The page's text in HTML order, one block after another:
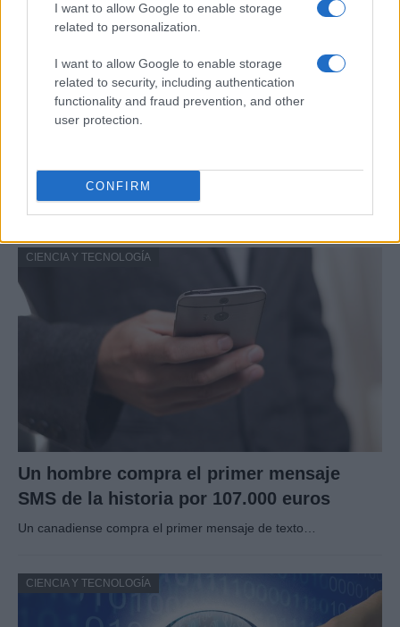
I want to allow Google to enable storage
related to personalization.
I want to allow Google to enable storage
related to security, including authentication
functionality and fraud prevention, and other
user protection.
CONFIRM
su impacto en la sociedad
Los planes regionales de ciencia y tecnología son…
CIENCIA Y TECNOLOGÍA
Un hombre compra el primer mensaje
SMS de la historia por 107.000 euros
Un canadiense compra el primer mensaje de texto…
CIENCIA Y TECNOLOGÍA